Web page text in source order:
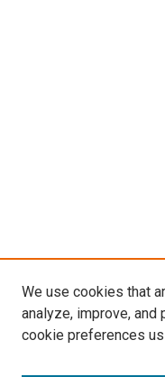
We use cookies that
analyze, improve, and
cookie preferences